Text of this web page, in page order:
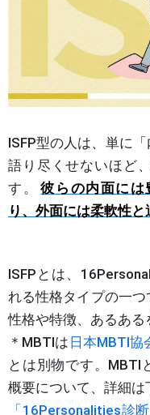
ISFP型の人は、単に
語り尽くせないほど
す。
彼らの内面には
り、外面には柔軟性と
ISFPとは、
れる性格タイプの一
性格や特徴、あるある
＊MBTIは 日本MBTI協
とは別物です。MBTI
概要について、詳細は
「16Personalities診